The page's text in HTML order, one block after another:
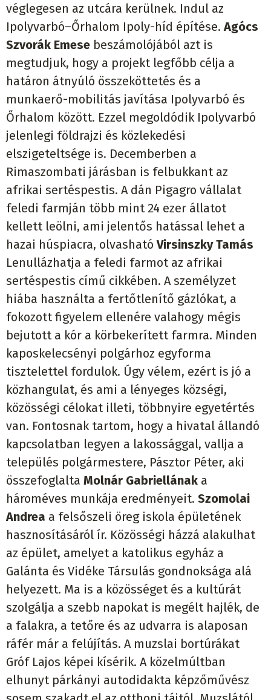
véglegesen az utcára kerülnek. Indul az
Ipolyvarbó–Őrhalom Ipoly-híd építése. Agócs
Szvorák Emese beszámolójából azt is
megtudjuk, hogy a projekt legfőbb célja a
határon átnyúló összeköttetés és a
munkaerő-mobilitás javítása Ipolyvarbó és
Őrhalom között. Ezzel megoldódik Ipolyvarbó
jelenlegi földrajzi és közlekedési
elszigeteltsége is. Decemberben a
Rimaszombati járásban is felbukkant az
afrikai sertéspestis. A dán Pigagro vállalat
feledi farmján több mint 24 ezer állatot
kellett leölni, ami jelentős hatással lehet a
hazai húspiacra, olvashatóVirsinszky Tamás
Lenullázhatja a feledi farmot az afrikai
sertéspestis című cikkében. A személyzet
hiába használta a fertőtlenítő gázlókat, a
fokozott figyelem ellenére valahogy mégis
bejutott a kór a körbekerített farmra. Minden
kaposkelecsényi polgárhoz egyforma
tisztelettel fordulok. Úgy vélem, ezért is jó a
közhangulat, és ami a lényeges községi,
közösségi célokat illeti, többnyire egyetértés
van. Fontosnak tartom, hogy a hivatal állandó
kapcsolatban legyen a lakossággal, vallja a
település polgármestere, Pásztor Péter, aki
összefoglalta Molnár Gabriellának a
hároméves munkája eredményeit. Szomolai
Andrea a felsőszeli öreg iskola épületének
hasznosításáról ír. Közösségi házzá alakulhat
az épület, amelyet a katolikus egyház a
Galánta és Vidéke Társulás gondnoksága alá
helyezett. Ma is a közösséget és a kultúrát
szolgálja a szebb napokat is megélt hajlék, de
a falakra, a tetőre és az udvarra is alaposan
ráfér már a felújítás. A muzslai bortúrákat
Gróf Lajos képei kísérik. A közelmúltban
elhunyt párkányi autodidakta képzőművész